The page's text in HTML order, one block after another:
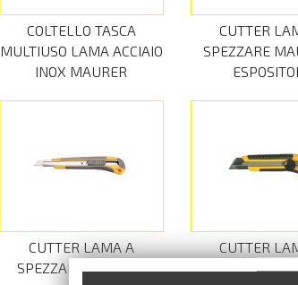
COLTELLO TASCA
MULTIUSO LAMA ACCIAIO
INOX MAURER
CUTTER
SPEZZARE
CUTTER LAMA A
SPEZZARE MAURER
CUTTER
SPEZZARE